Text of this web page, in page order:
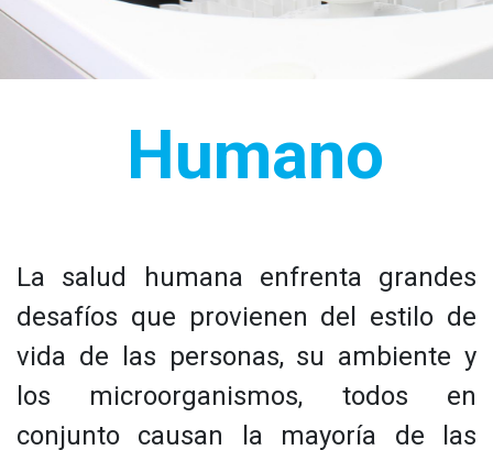
Humano
La salud humana enfrenta grandes
desafíos que provienen del estilo de
vida de las personas, su ambiente y
los microorganismos, todos en
conjunto causan la mayoría de las